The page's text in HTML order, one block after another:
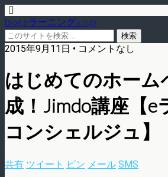
blog.eラーニング.co.jp
2015年9月11日 • コメントなし
はじめてのホーム
成！Jimdo講座【e
コンシェルジュ】
共有 ツイート ピン メール SMS